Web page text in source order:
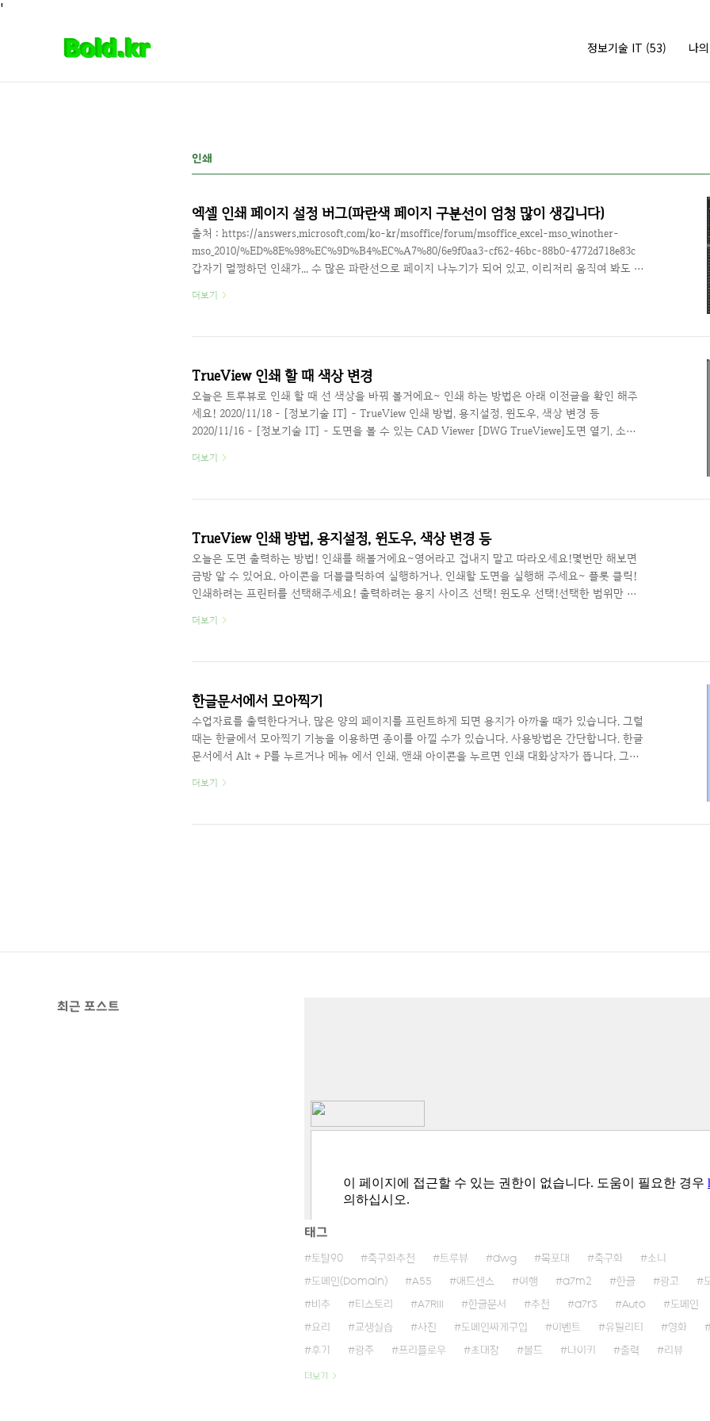
'
본문 바로가기
정보기술 IT (53) 나
인쇄
엑셀 인쇄 페이지 설정 버그(파란색 페이지 구분선이 엄청 많이 생깁니다)
출처 : https://answers.microsoft.com/ko-kr/msoffice/forum/msoffice_excel-mso_winother-
mso_2010/%ED%8E%98%EC%9D%B4%EC%A7%80/6e9f0aa3-cf62-46bc-88b0-4772d718e83c
갑자기 멀쩡하던 인쇄가... 수 많은 파란선으로 페이지 나누기가 되어 있고, 이리저리 움직여 봐도 설
된것? 하지만 찾을 수 없었고 이건 버그라고 생각해서 엑셀 인쇄 페이지 설정 버그 라고 검색해서
해봐라, 윈도우를 다시 깔아라 등등 별 ..
더보기
TrueView 인쇄 할 때 색상 변경
오늘은 트루뷰로 인쇄 할 때 선 색상을 바꿔 볼거에요~ 인쇄 하는 방법은 아래 이전글을 확인 해주
세요! 2020/11/18 - [정보기술 IT] - TrueView 인쇄 방법, 용지설정, 윈도우, 색상 변경 등
2020/11/16 - [정보기술 IT] - 도면을 볼 수 있는 CAD Viewer [DWG TrueViewe]도면 열기, 소개,
등 밝은 색상이 잘 보이는데, 출력하면 잘 안 보여서 바꿔주면 보기 편하겠죠? 플롯! 인쇄 누르세요
는 모노크롬! 그레이 스케일은 희색말고 다른 색상은 약간 회색으로 바뀌어서 나..
더보기
TrueView 인쇄 방법, 용지설정, 윈도우, 색상 변경 등
오늘은 도면 출력하는 방법! 인쇄를 해볼거에요~영어라고 겁내지 말고 따라오세요!몇번만 해보면
금방 알 수 있어요. 아이콘을 더블클릭하여 실행하거나, 인쇄할 도면을 실행해 주세요~ 플롯 클릭!
인쇄하려는 프린터를 선택해주세요! 출력하려는 용지 사이즈 선택! 윈도우 선택!선택한 범위만 출
못 선택했다면 윈도우를 다시 클릭하고 선택해주세요~현재 선택된 부분은 밝게, 아닌부분은 어둡게
세로 방향을 바꾸려면 선택해주세요. 클릭하보면서 맞는 방향으로 선택하세요~ 어떻게 인쇄될지 미
더보기
한글문서에서 모아찍기
수업자료를 출력한다거나, 많은 양의 페이지를 프린트하게 되면 용지가 아까울 때가 있습니다. 그럴
때는 한글에서 모아찍기 기능을 이용하면 종이를 아낄 수가 있습니다. 사용방법은 간단합니다. 한글
문서에서 Alt + P를 누르거나 메뉴 에서 인쇄, 앤쇄 아이콘을 누르면 인쇄 대화상자가 뜹니다. 그림
에 2페이지가 인쇄되어 나옵니다. 참 쉽죠~?
더보기
최근 포스트
태그
토탈90 축구화추천 트루뷰 dwg 목포대 축구화 소니
도메인(Domain) A55 애드센스 여행 a7m2 한글 광고
비추 티스토리 A7RIII 한글문서 추천 a7r3 Auto 도메인
요리 교생실습 사진 도메인싸게구입 이벤트 유틸리티 영화
후기 광주 프리플로우 초대장 볼드 나이키 출력 리뷰
더보기